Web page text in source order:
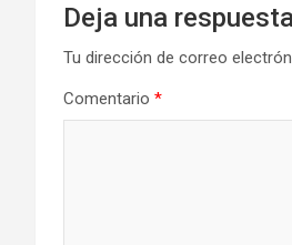
Deja una
Tu dirección de correo
Comentario *